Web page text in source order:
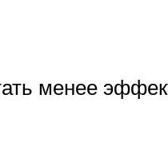
менее